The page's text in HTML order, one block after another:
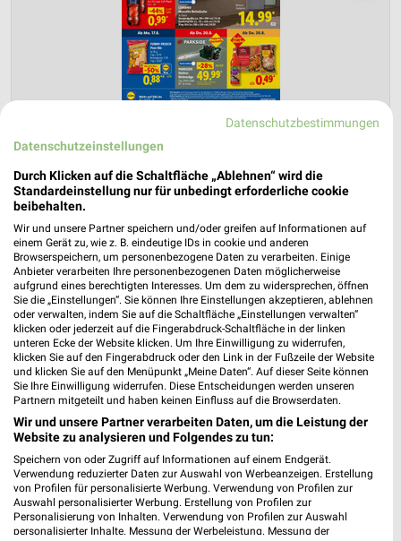
17.08.
Gültig von 17. Aug. bis 22. Aug.
📅 Kalendereintrag erstellen
PROSPEKT BLÄTTERN
KINDERMODE & SPIELZEUG WEIN HANDY & SMARTPHONE
Datenschutzbestimmungen
Datenschutzeinstellungen
Durch Klicken auf die Schaltfläche „Ablehnen“ wird die
Standardeinstellung nur für unbedingt erforderliche cookie
beibehalten.
Wir und unsere Partner speichern und/oder greifen auf Informationen auf
einem Gerät zu, wie z. B. eindeutige IDs in cookie und anderen
Browserspeichern, um personenbezogene Daten zu verarbeiten. Einige
Anbieter verarbeiten Ihre personenbezogenen Daten möglicherweise
aufgrund eines berechtigten Interesses. Um dem zu widersprechen, öffnen
Sie die „Einstellungen“. Sie können Ihre Einstellungen akzeptieren, ablehnen
oder verwalten, indem Sie auf die Schaltfläche „Einstellungen verwalten“
klicken oder jederzeit auf die Fingerabdruck-Schaltfläche in der linken
unteren Ecke der Website klicken. Um Ihre Einwilligung zu widerrufen,
klicken Sie auf den Fingerabdruck oder den Link in der Fußzeile der Website
und klicken Sie auf den Menüpunkt „Meine Daten“. Auf dieser Seite können
Sie Ihre Einwilligung widerrufen. Diese Entscheidungen werden unseren
Partnern mitgeteilt und haben keinen Einfluss auf die Browserdaten.
Wir und unsere Partner verarbeiten Daten, um die Leistung der
Website zu analysieren und Folgendes zu tun:
Speichern von oder Zugriff auf Informationen auf einem Endgerät.
Verwendung reduzierter Daten zur Auswahl von Werbeanzeigen. Erstellung
von Profilen für personalisierte Werbung. Verwendung von Profilen zur
Auswahl personalisierter Werbung. Erstellung von Profilen zur
Personalisierung von Inhalten. Verwendung von Profilen zur Auswahl
personalisierter Inhalte. Messung der Werbeleistung. Messung der